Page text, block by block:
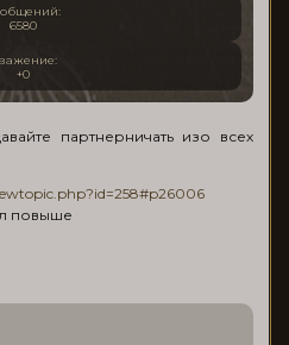
6580
+0
партнерничать изо всех
повыше